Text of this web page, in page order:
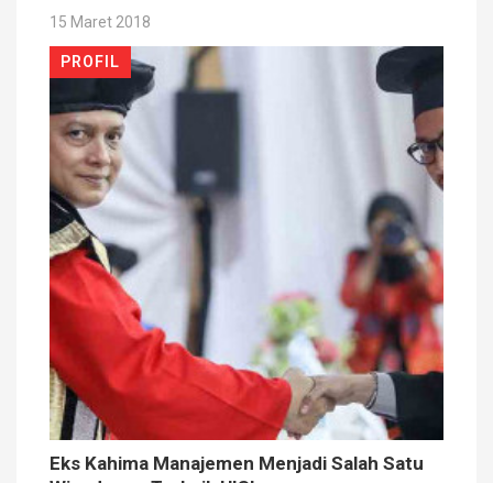
15 Maret 2018
PROFIL
Eks Kahima Manajemen Menjadi Salah Satu